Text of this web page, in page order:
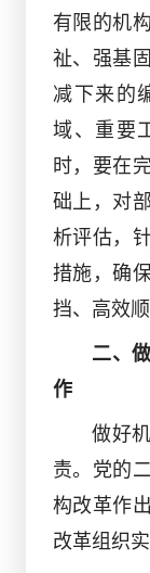
有限的机
祉、强基
减下来的
域、重要
时，要在
础上，对
析评估，
措施，确
挡、高效顺
二、
作
做好
责。党的
构改革作
改革组织